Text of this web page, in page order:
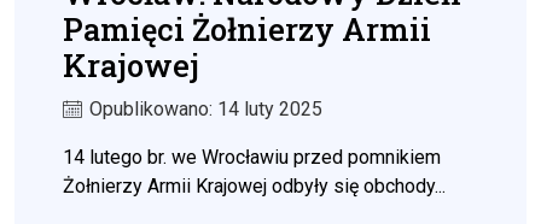
Pamięci Żołnierzy Armii
Krajowej
Opublikowano: 14 luty 2025
14 lutego br. we Wrocławiu przed pomnikiem
Żołnierzy Armii Krajowej odbyły się obchody...